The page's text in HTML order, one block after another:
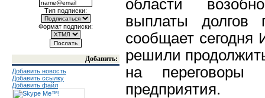
Тип подписки:
Формат подписки:
Добавить:
Добавить новость
Добавить ссылку
Добавить файл
области
выплаты долгов
сообщает
решили
на переговоры
предприятия.